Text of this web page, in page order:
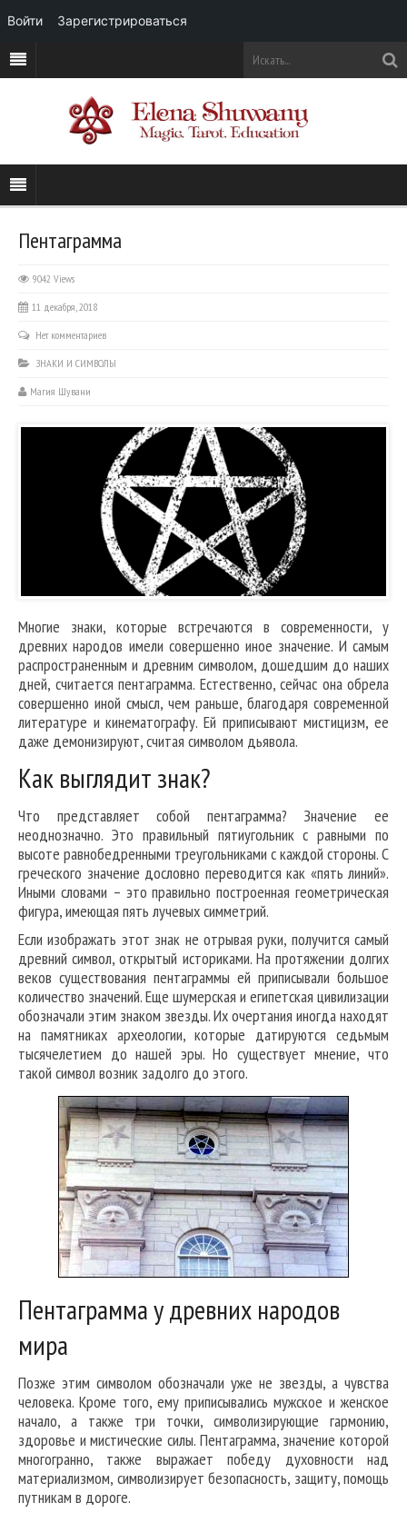
Пентаграмма
9042 Views
11 декабря, 2018
Нет комментариев
ЗНАКИ И СИМВОЛЫ
Магия Шувани
Многие знаки, которые встречаются в современности, у
древних народов имели совершенно иное значение. И самым
распространенным и древним символом, дошедшим до наших
дней, считается пентаграмма. Естественно, сейчас она обрела
совершенно иной смысл, чем раньше, благодаря современной
литературе и кинематографу. Ей приписывают мистицизм, ее
даже демонизируют, считая символом дьявола.
Как выглядит знак?
Что представляет собой пентаграмма? Значение ее
неоднозначно. Это правильный пятиугольник с равными по
высоте равнобедренными треугольниками с каждой стороны. С
греческого значение дословно переводится как «пять линий».
Иными словами – это правильно построенная геометрическая
фигура, имеющая пять лучевых симметрий.
Если изображать этот знак не отрывая руки, получится самый
древний символ, открытый историками. На протяжении долгих
веков существования пентаграммы ей приписывали большое
количество значений. Еще шумерская и египетская цивилизации
обозначали этим знаком звезды. Их очертания иногда находят
на памятниках археологии, которые датируются седьмым
тысячелетием до нашей эры. Но существует мнение, что
такой символ возник задолго до этого.
Пентаграмма у древних народов
мира
Позже этим символом обозначали уже не звезды, а чувства
человека. Кроме того, ему приписывались мужское и женское
начало, а также три точки, символизирующие гармонию,
здоровье и мистические силы. Пентаграмма, значение которой
многогранно, также выражает победу духовности над
материализмом, символизирует безопасность, защиту, помощь
путникам в дороге.
Войти Зарегистрироваться